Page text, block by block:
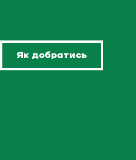
Як добратись